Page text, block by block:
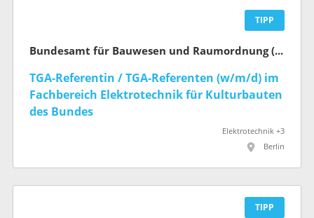
TIPP
Bundesamt für Bauwesen und Raumordnung (BBR)
TGA-Referentin / TGA-Referenten (w/m/d) im
Fachbereich Elektrotechnik für Kultur­bauten
des Bundes
Elektrotechnik +3
Berlin
TIPP